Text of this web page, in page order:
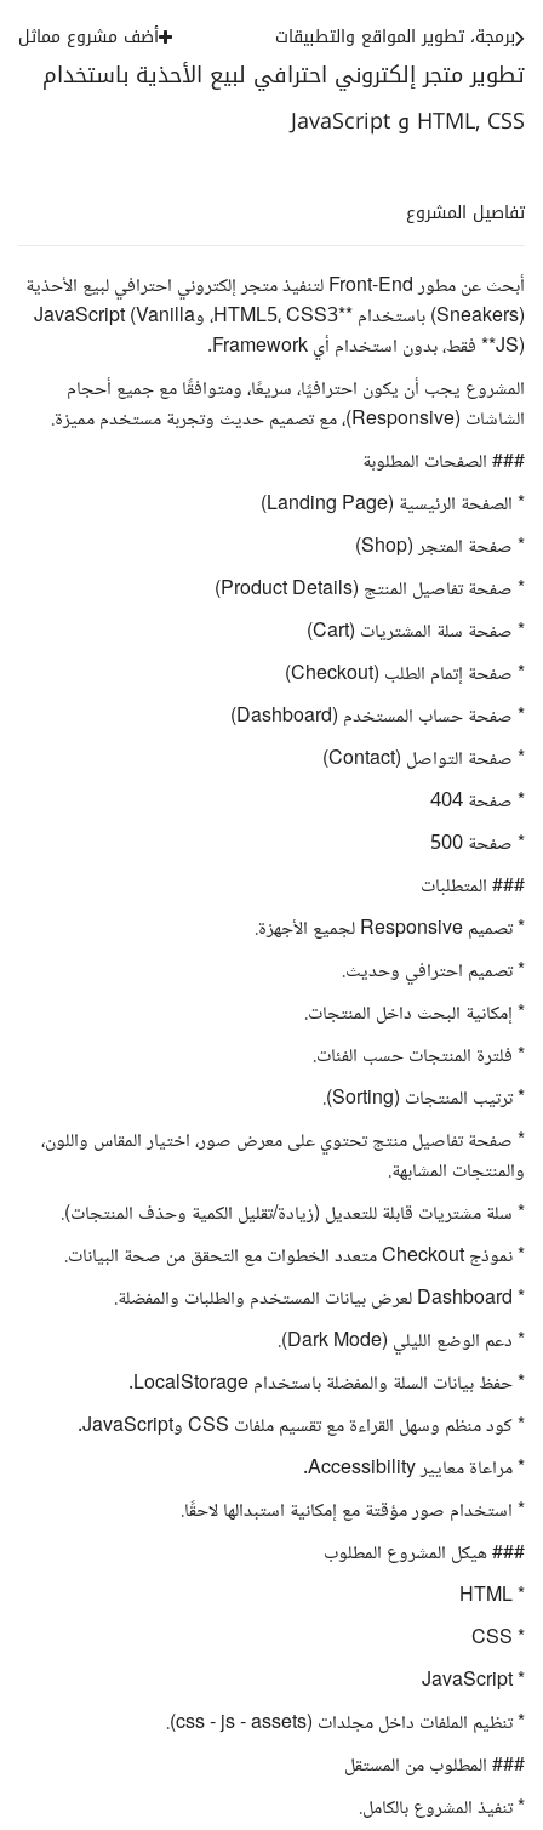
تطوير متجر إلكتروني احترافي لبيع الأحذية باستخدام
HTML, CSS و JavaScript
برمجة، تطوير المواقع والتطبيقات أضف مشروع مماثل
تفاصيل المشروع
أبحث عن مطور Front-End لتنفيذ متجر إلكتروني احترافي لبيع الأحذية
(Sneakers) باستخدام **HTML5، CSS3، وJavaScript (Vanilla
JS)** فقط، بدون استخدام أي Framework.
المشروع يجب أن يكون احترافيًا، سريعًا، ومتوافقًا مع جميع أحجام
الشاشات (Responsive)، مع تصميم حديث وتجربة مستخدم مميزة.
### الصفحات المطلوبة
* الصفحة الرئيسية (Landing Page)
* صفحة المتجر (Shop)
* صفحة تفاصيل المنتج (Product Details)
* صفحة سلة المشتريات (Cart)
* صفحة إتمام الطلب (Checkout)
* صفحة حساب المستخدم (Dashboard)
* صفحة التواصل (Contact)
* صفحة 404
* صفحة 500
### المتطلبات
* تصميم Responsive لجميع الأجهزة.
* تصميم احترافي وحديث.
* إمكانية البحث داخل المنتجات.
* فلترة المنتجات حسب الفئات.
* ترتيب المنتجات (Sorting).
* صفحة تفاصيل منتج تحتوي على معرض صور، اختيار المقاس واللون،
والمنتجات المشابهة.
* سلة مشتريات قابلة للتعديل (زيادة/تقليل الكمية وحذف المنتجات).
* نموذج Checkout متعدد الخطوات مع التحقق من صحة البيانات.
* Dashboard لعرض بيانات المستخدم والطلبات والمفضلة.
* دعم الوضع الليلي (Dark Mode).
* حفظ بيانات السلة والمفضلة باستخدام LocalStorage.
* كود منظم وسهل القراءة مع تقسيم ملفات CSS وJavaScript.
* مراعاة معايير Accessibility.
* استخدام صور مؤقتة مع إمكانية استبدالها لاحقًا.
### هيكل المشروع المطلوب
* HTML
* CSS
* JavaScript
* تنظيم الملفات داخل مجلدات (css - js - assets).
### المطلوب من المستقل
* تنفيذ المشروع بالكامل.